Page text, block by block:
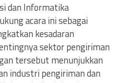
dan Informatika
acara ini sebagai
kesadaran
sektor pengiriman
tersebut menunjukkan
industri pengiriman dan